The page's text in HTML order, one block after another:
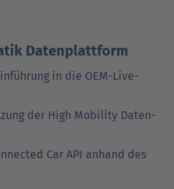
Datenplattform
in die OEM-Live­
der High Mobility Daten­
Car API anhand des